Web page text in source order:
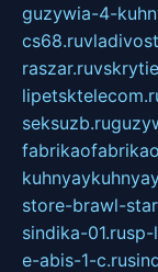
guzywia-4-
cs68.ru
raszar.ru
seksuzb.ru
store-brawl-
sindika-01.rusp-
e-abis-1-c.ru